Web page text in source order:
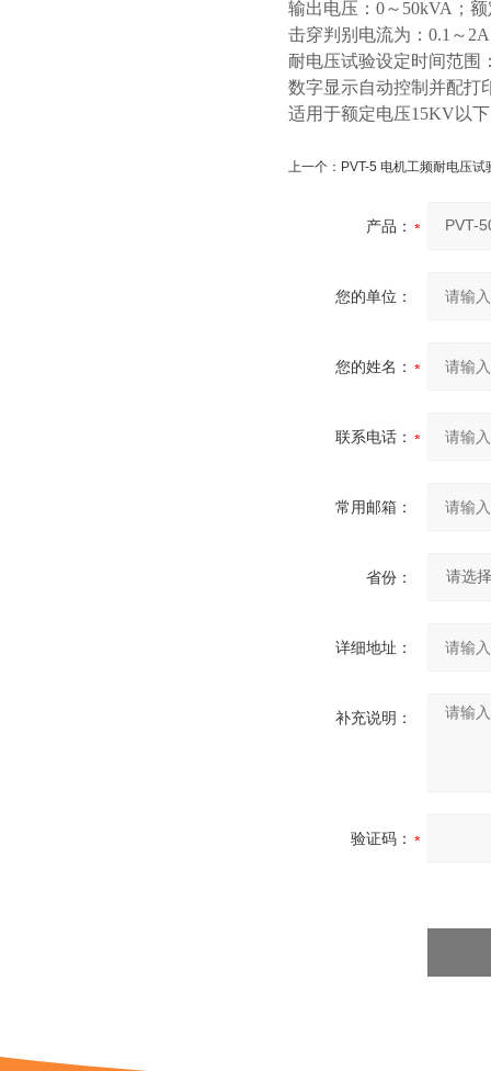
输出电压：0～50kVA；
击穿判别电流为：0.1～
耐电压试验设定时间范围
数字显示自动控制并配打
适用于额定电压15KV以
上一个： PVT-5 电机工频耐电压试
产品：
您的单位：
您的姓名：
联系电话：
常用邮箱：
省份：
详细地址：
补充说明：
验证码：